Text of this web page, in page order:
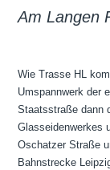
Am Langen
Wie Trasse HL
Umspannwerk der
Staatsstraße dann
Glasseidenwerkes
Oschatzer Straße
Bahnstrecke